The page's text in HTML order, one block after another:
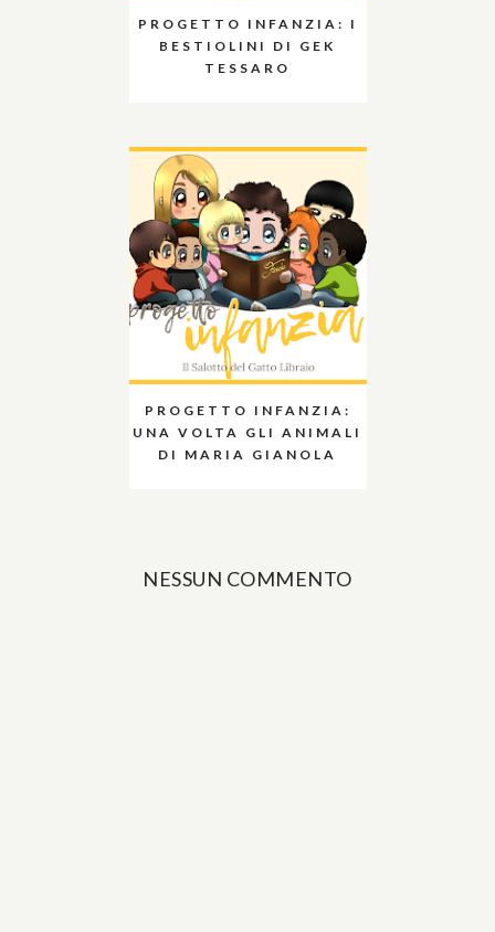
PROGETTO INFANZIA: I
BESTIOLINI DI GEK
TESSARO
PROGETTO INFANZIA:
UNA VOLTA GLI ANIMALI
DI MARIA GIANOLA
NESSUN COMMENTO